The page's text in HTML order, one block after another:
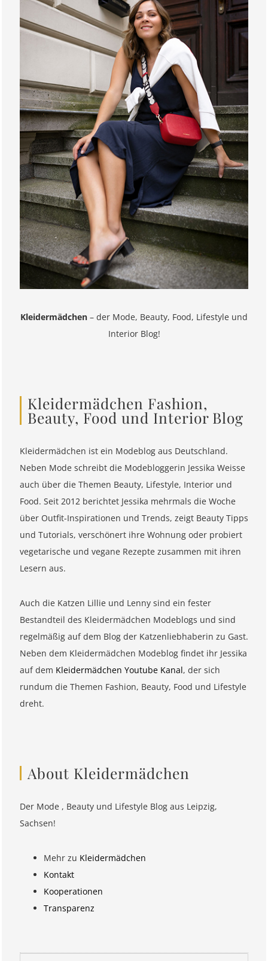
Kleidermädchen – der Mode, Beauty, Food, Lifestyle und
Interior Blog!
Kleidermädchen Fashion,
Beauty, Food und Interior Blog
Kleidermädchen ist ein Modeblog aus Deutschland.
Neben Mode schreibt die Modebloggerin Jessika Weisse
auch über die Themen Beauty, Lifestyle, Interior und
Food. Seit 2012 berichtet Jessika mehrmals die Woche
über Outfit-Inspirationen und Trends, zeigt Beauty Tipps
und Tutorials, verschönert ihre Wohnung oder probiert
vegetarische und vegane Rezepte zusammen mit ihren
Lesern aus.
Auch die Katzen Lillie und Lenny sind ein fester
Bestandteil des Kleidermädchen Modeblogs und sind
regelmäßig auf dem Blog der Katzenliebhaberin zu Gast.
Neben dem Kleidermädchen Modeblog findet ihr Jessika
auf dem Kleidermädchen Youtube Kanal, der sich
rundum die Themen Fashion, Beauty, Food und Lifestyle
dreht.
About Kleidermädchen
Der Mode , Beauty und Lifestyle Blog aus Leipzig,
Sachsen!
Mehr zu Kleidermädchen
Kontakt
Kooperationen
Transparenz